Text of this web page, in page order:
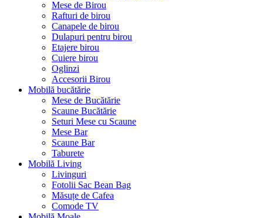
Mese de Birou
Rafturi de birou
Canapele de birou
Dulapuri pentru birou
Etajere birou
Cuiere birou
Oglinzi
Accesorii Birou
Mobilă bucătărie
Mese de Bucătărie
Scaune Bucătărie
Seturi Mese cu Scaune
Mese Bar
Scaune Bar
Taburete
Mobilă Living
Livinguri
Fotolii Sac Bean Bag
Măsuțe de Cafea
Comode TV